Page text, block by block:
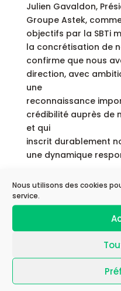
Nous utilisons des cookies
service.
Julien Gavaldon,
Groupe Astek,
objectifs par la SBTi
la concrétisation de
confirme que nous
direction, avec
une
reconnaissance
crédibilité auprès de
et qui
inscrit durablement
une dynamique
Une
Déployée à l’échelle
climat d’Astek
lesquels la France, le
l’Arabie Saoudite.